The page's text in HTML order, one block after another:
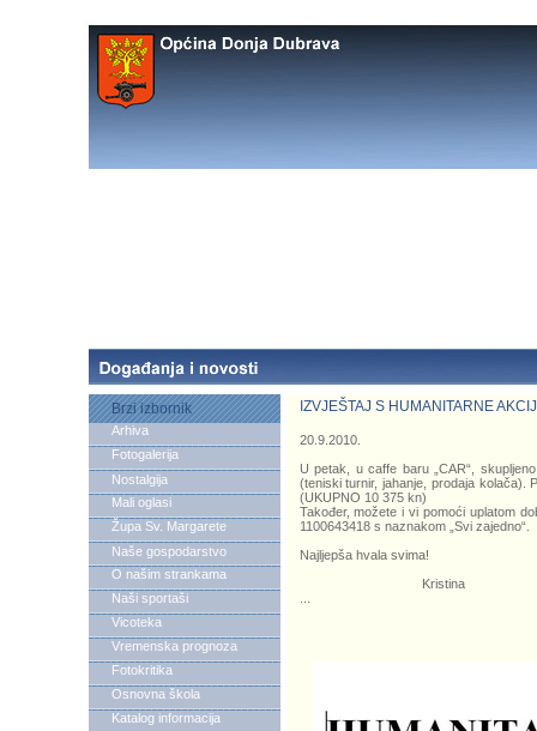
Brzi izbornik
Arhiva
Fotogalerija
Nostalgija
Mali oglasi
Župa Sv. Margarete
Naše gospodarstvo
O našim strankama
Naši sportaši
Vicoteka
Vremenska prognoza
Fotokritika
Osnovna škola
Katalog informacija
IZVJEŠTAJ S HUMANITARNE
20.9.2010.
U petak, u caffe baru „CAR“,
(teniski turnir, jahanje, prodaja
(UKUPNO 10 375 kn)
Također, možete i vi pomoći uplatom
1100643418 s naznakom „Svi zajedno“.
Najljepša hvala svima!
Kristina